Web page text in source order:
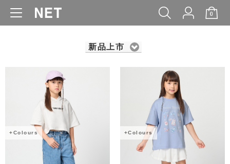
0
WOMEN MEN KIDS BABY
新品上市
+Colours +Colours